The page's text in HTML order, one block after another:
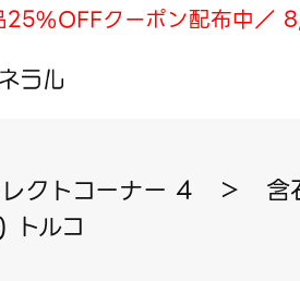
25%OFFクーポン配布中／
クトコーナー 4 ＞
含
トルコ